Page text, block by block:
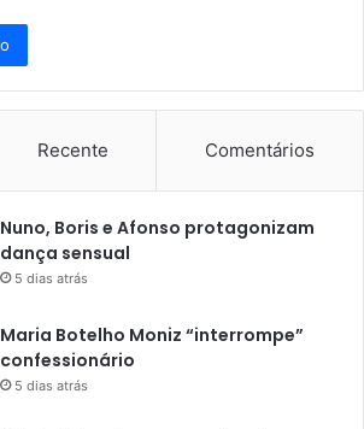
Recente Comentários
Nuno, Boris e Afonso protagonizam
dança sensual
5 dias atrás
Maria Botelho Moniz “interrompe”
confessionário
5 dias atrás